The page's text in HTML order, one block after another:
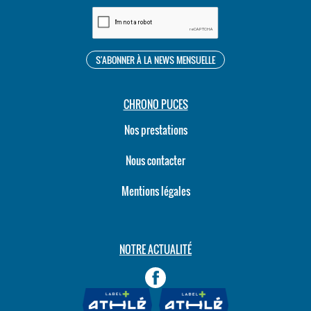
CHRONO PUCES
Nos prestations
Nous contacter
Mentions légales
NOTRE ACTUALITÉ